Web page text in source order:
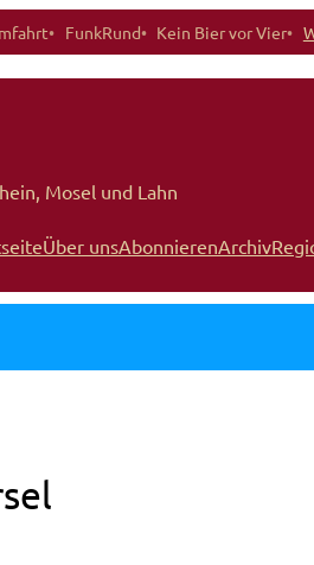
FunkRund Kein Bier vor Vier
Mosel und Lahn
Über unsAbonnierenArchiv